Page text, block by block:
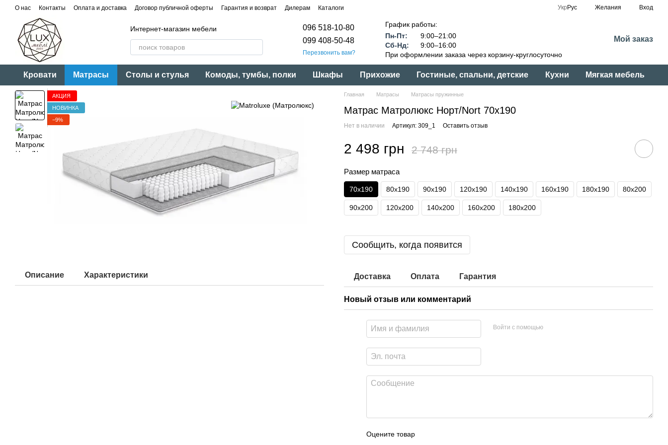
Перейти к основному контенту
О нас Контакты Оплата и доставка Договор публичной оферты Гарантия и возврат Дилерам Каталоги Укр Рус Желания Вход
Интернет-магазин мебели
096 518-10-80
099 408-50-48
Перезвонить вам?
График работы:
Пн-Пт:
9:00–21:00
Сб-Нд:
9:00–16:00
При оформлении заказа через корзину-круглосуточно
Мой заказ
Кровати Матрасы Столы и стулья Комоды, тумбы, полки Шкафы Прихожие Гостиные, спальни, детские Кухни Мягкая мебель
АКЦИЯ
НОВИНКА
−9%
Описание Характеристики
Главная Матрасы Матрасы пружинные
Матрас Матролюкс Норт/Nort 70x190
Нет в наличии Артикул: 309_1 Оставить отзыв
2 498 грн 2 748 грн
Размер матраса
70x190 80x190 90x190 120x190 140x190 160x190 180x190 80x200
90x200 120x200 140x200 160x200 180x200
Сообщить, когда появится
Доставка Оплата Гарантия
Новый отзыв или комментарий
Войти с помощью
Оцените товар